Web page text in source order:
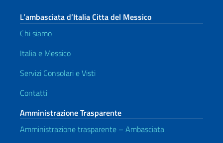
L’ambasciata d’Italia Citta del Messico
Chi siamo
Italia e Messico
Servizi Consolari e Visti
Contatti
Amministrazione Trasparente
Amministrazione trasparente – Ambasciata